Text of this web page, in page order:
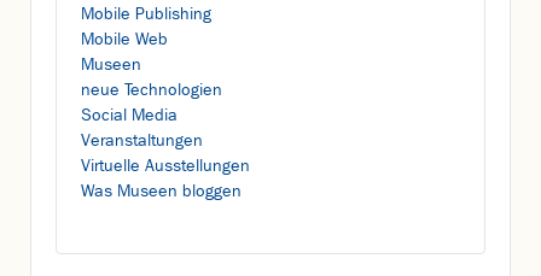
Mobile Publishing
Mobile Web
Museen
neue Technologien
Social Media
Veranstaltungen
Virtuelle Ausstellungen
Was Museen bloggen